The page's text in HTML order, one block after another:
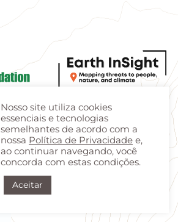
Nosso site utiliza cookies
essenciais e tecnologias
semelhantes de acordo com a
nossa Política de Privacidade e,
ao continuar navegando, você
concorda com estas condições.
Aceitar